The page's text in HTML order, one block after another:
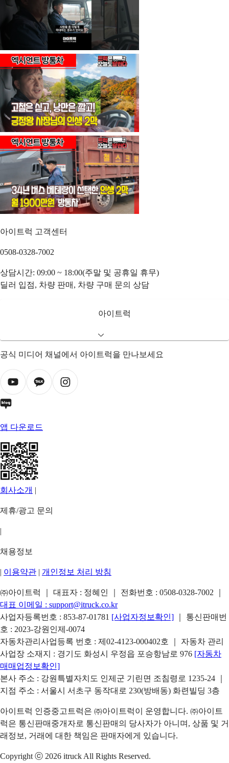
아이트럭 고객센터
0508-0328-7002
상담시간: 09:00 ~ 18:00(주말 및 공휴일 휴무)
딜러 입점, 차량 판매, 차량 구매 문의 상담
아이트럭
공식 미디어 채널에서 아이트럭을 만나보세요
앱 다운로드
회사소개 |
제휴/광고 문의
|
채용정보
| 이용약관 | 개인정보 처리 방침
㈜아이트럭 ｜ 대표자 : 정혜인 ｜ 전화번호 : 0508-0328-7002
대표 이메일 : support@itruck.co.kr
사업자등록번호 : 853-87-01781 [사업자정보확인]
｜ 통신판매번
호 : 2023-강원인제-0074
자동차관리사업등록 번호 : 제02-4123-000402호 ｜ 자동차 관리
사업장 소재지 : 경기도 화성시 우정읍 포승항남로 976 [자동차
매매업정보확인]
본사 주소 : 강원특별자치도 인제군 기린면 조침령로 1235-24 ｜
지점 주소 : 서울시 서초구 동작대로 230(방배동) 화련빌딩 3층
아이트럭 인증중고트럭은 ㈜아이트럭이 운영합니다. ㈜아이트
럭은 통신판매중개자로 통신판매의 당사자가 아니며, 상품 및 거
래정보, 거래에 대한 책임은 판매자에게 있습니다.
Copyright ⓒ 2026 itruck All Rights Reserved.